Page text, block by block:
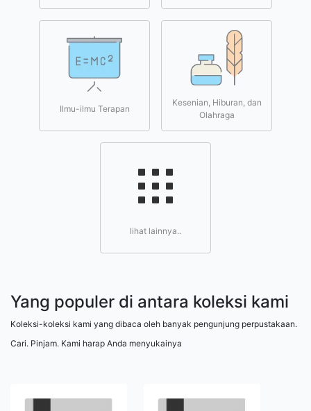
Ilmu-ilmu Terapan
Kesenian, Hiburan, dan
Olahraga
lihat lainnya..
Yang populer di antara koleksi kami
Koleksi-koleksi kami yang dibaca oleh banyak pengunjung perpustakaan.
Cari. Pinjam. Kami harap Anda menyukainya